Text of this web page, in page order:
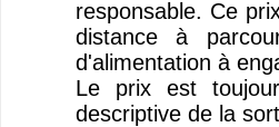
responsable. Ce
distance à
d'alimentation à
Le prix est
descriptive de la